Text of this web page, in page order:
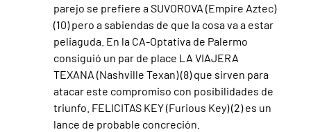
parejo se prefiere a SUVOROVA (Empire Aztec)
(10) pero a sabiendas de que la cosa va a estar
peliaguda. En la CA-Optativa de Palermo
consiguió un par de place LA VIAJERA
TEXANA (Nashville Texan) (8) que sirven para
atacar este compromiso con posibilidades de
triunfo. FELICITAS KEY (Furious Key) (2) es un
lance de probable concreción.